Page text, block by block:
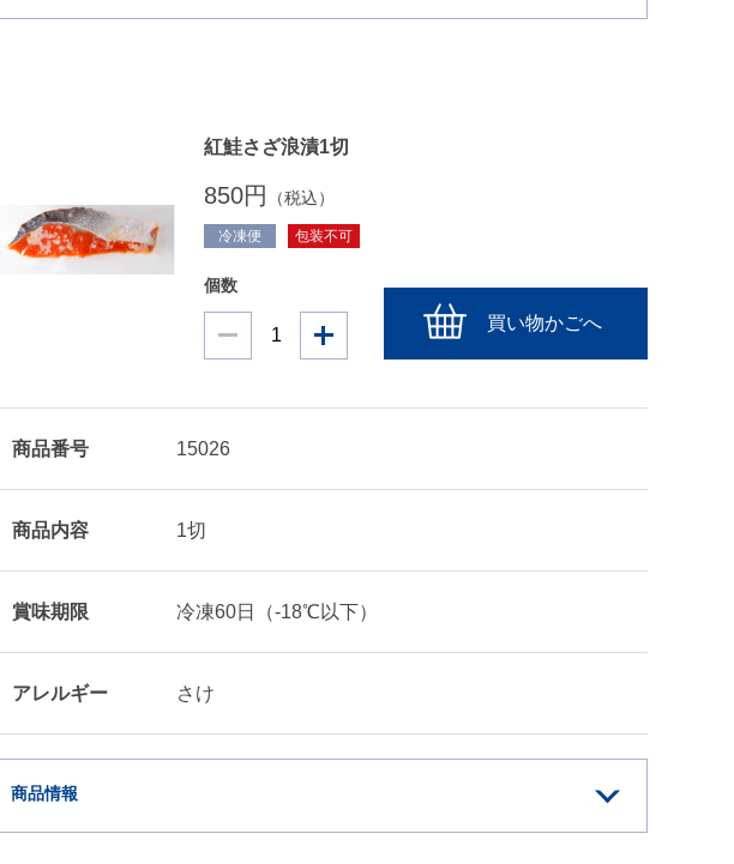
紅鮭さざ浪漬1切
850円 （税込）
冷凍便 包装不可
個数
買い物かごへ
商品番号 15026
商品内容 1切
賞味期限 冷凍60日（-18℃以下）
アレルギー さけ
商品情報